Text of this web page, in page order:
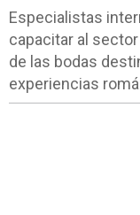
Especialistas
capacitar al
de las bodas
experiencias